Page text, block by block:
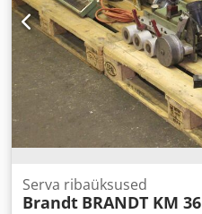
Serva ribaüksused
Brandt BRANDT KM 36